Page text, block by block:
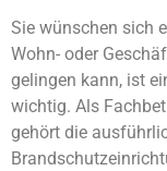
Sie wünschen sich
Wohn- oder
gelingen kann, ist
wichtig. Als
gehört die